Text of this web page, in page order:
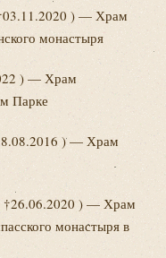
) — Храм
монастыря
) — Храм
Парке
) — Храм
†26.06.2020 ) — Храм
монастыря в